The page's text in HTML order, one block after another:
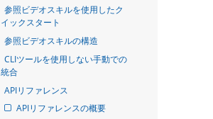
参照ビデオスキルを使用したク
イックスタート
参照ビデオスキルの構造
CLIツールを使用しない手動での
統合
APIリファレンス
APIリファレンスの概要